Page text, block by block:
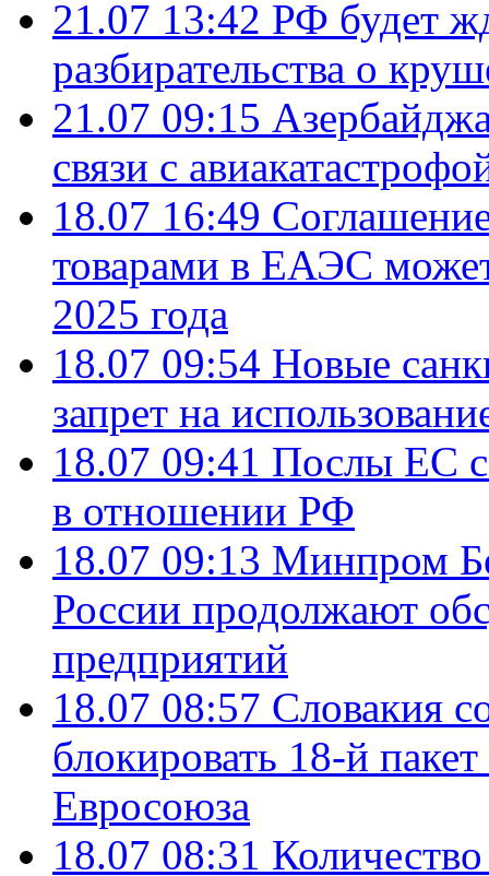
21.07 13:42 РФ будет
разбирательства о
21.07 09:15
связи с
18.07 16:49
товарами в ЕАЭС
2025 года
18.07 09:54 Новые
запрет на
18.07 09:41 Послы ЕС
в отношении РФ
18.07 09:13 Минпром
России продолжают
предприятий
18.07 08:57 Словакия
блокировать 18-й
Евросоюза
18.07 08:31